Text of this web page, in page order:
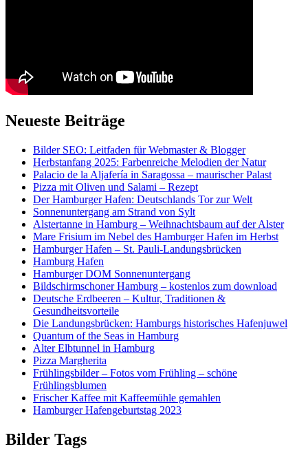
Neueste Beiträge
Bilder SEO: Leitfaden für Webmaster & Blogger
Herbstanfang 2025: Farbenreiche Melodien der Natur
Palacio de la Aljafería in Saragossa – maurischer Palast
Pizza mit Oliven und Salami – Rezept
Der Hamburger Hafen: Deutschlands Tor zur Welt
Sonnenuntergang am Strand von Sylt
Alstertanne in Hamburg – Weihnachtsbaum auf der Alster
Mare Frisium im Nebel des Hamburger Hafen im Herbst
Hamburger Hafen – St. Pauli-Landungsbrücken
Hamburg Hafen
Hamburger DOM Sonnenuntergang
Bildschirmschoner Hamburg – kostenlos zum download
Deutsche Erdbeeren – Kultur, Traditionen &
Gesundheitsvorteile
Die Landungsbrücken: Hamburgs historisches Hafenjuwel
Quantum of the Seas in Hamburg
Alter Elbtunnel in Hamburg
Pizza Margherita
Frühlingsbilder – Fotos vom Frühling – schöne
Frühlingsblumen
Frischer Kaffee mit Kaffeemühle gemahlen
Hamburger Hafengeburtstag 2023
Bilder Tags